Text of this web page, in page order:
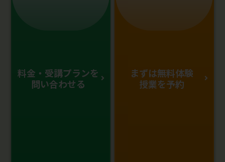
料金・受講プランを
問い合わせる
まずは無料体験
授業を予約